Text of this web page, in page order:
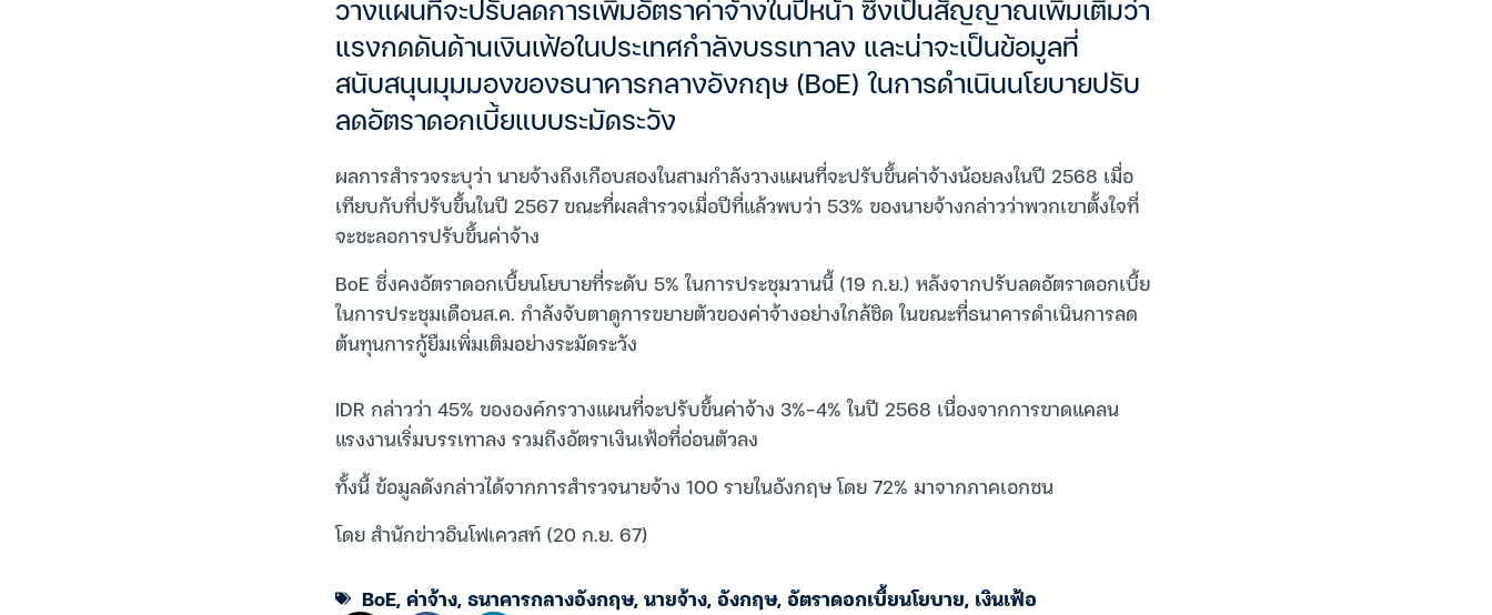
วางแผนที่จะปรับลดการเพิ่มอัตราค่าจ้างในปีหน้า ซึ่งเป็นสัญญาณเพิ่มเติมว่า
แรงกดดันด้านเงินเฟ้อในประเทศกำลังบรรเทาลง และน่าจะเป็นข้อมูลที่
สนับสนุนมุมมองของธนาคารกลางอังกฤษ (BoE) ในการดำเนินนโยบายปรับ
ลดอัตราดอกเบี้ยแบบระมัดระวัง
ผลการสำรวจระบุว่า นายจ้างถึงเกือบสองในสามกำลังวางแผนที่จะปรับขึ้นค่าจ้างน้อยลงในปี 2568 เมื่อ
เทียบกับที่ปรับขึ้นในปี 2567 ขณะที่ผลสำรวจเมื่อปีที่แล้วพบว่า 53% ของนายจ้างกล่าวว่าพวกเขาตั้งใจที่
จะชะลอการปรับขึ้นค่าจ้าง
BoE ซึ่งคงอัตราดอกเบี้ยนโยบายที่ระดับ 5% ในการประชุมวานนี้ (19 ก.ย.) หลังจากปรับลดอัตราดอกเบี้ย
ในการประชุมเดือนส.ค. กำลังจับตาดูการขยายตัวของค่าจ้างอย่างใกล้ชิด ในขณะที่ธนาคารดำเนินการลด
ต้นทุนการกู้ยืมเพิ่มเติมอย่างระมัดระวัง
IDR กล่าวว่า 45% ขององค์กรวางแผนที่จะปรับขึ้นค่าจ้าง 3%-4% ในปี 2568 เนื่องจากการขาดแคลน
แรงงานเริ่มบรรเทาลง รวมถึงอัตราเงินเฟ้อที่อ่อนตัวลง
ทั้งนี้ ข้อมูลดังกล่าวได้จากการสำรวจนายจ้าง 100 รายในอังกฤษ โดย 72% มาจากภาคเอกชน
โดย สำนักข่าวอินโฟเควสท์ (20 ก.ย. 67)
BoE,ค่าจ้าง,ธนาคารกลางอังกฤษ,นายจ้าง,อังกฤษ,อัตราดอกเบี้ยนโยบาย, เงินเฟ้อ